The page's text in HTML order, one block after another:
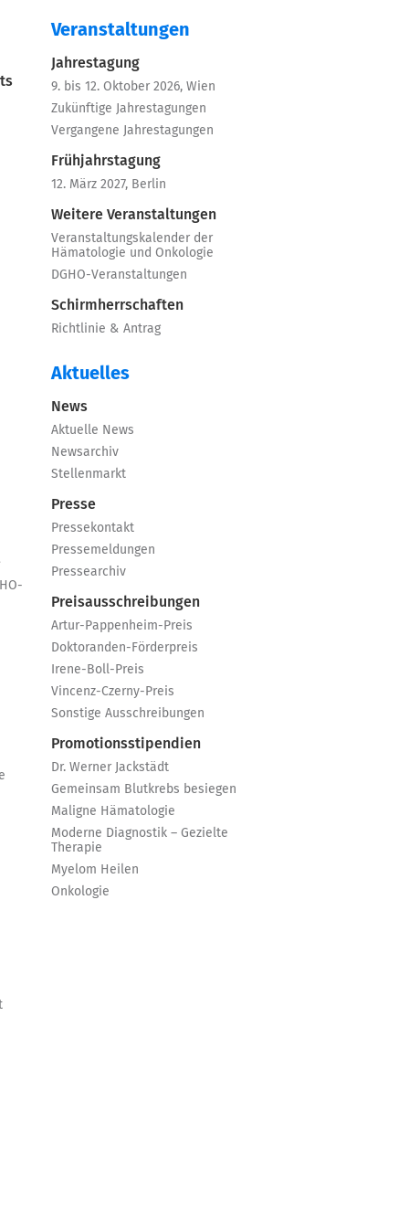
Veranstaltungen
Jahrestagung
9. bis 12. Oktober 2026, Wien
Zukünftige Jahrestagungen
Vergangene Jahrestagungen
Frühjahrstagung
12. März 2027, Berlin
Weitere Veranstaltungen
Veranstaltungskalender der
Hämatologie und Onkologie
DGHO-Veranstaltungen
Schirmherrschaften
Richtlinie & Antrag
Aktuelles
News
Aktuelle News
Newsarchiv
Stellenmarkt
Presse
Pressekontakt
Pressemeldungen
Pressearchiv
Preisausschreibungen
Artur-Pappenheim-Preis
Doktoranden-Förderpreis
Irene-Boll-Preis
Vincenz-Czerny-Preis
Sonstige Ausschreibungen
Promotionsstipendien
Dr. Werner Jackstädt
Gemeinsam Blutkrebs besiegen
Maligne Hämatologie
Moderne Diagnostik – Gezielte
Therapie
Myelom Heilen
Onkologie